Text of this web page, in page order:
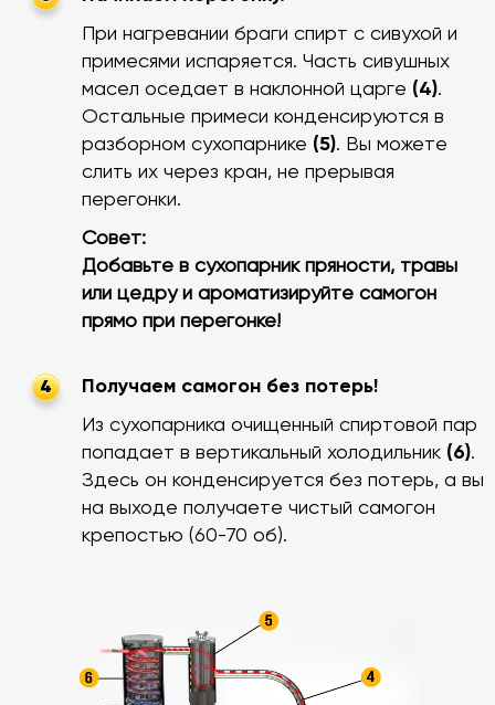
При нагревании браги спирт с сивухой и
примесями испаряется. Часть сивушных
масел оседает в наклонной царге (4).
Остальные примеси конденсируются в
разборном сухопарнике (5). Вы можете
слить их через кран, не прерывая
перегонки.
Совет:
Добавьте в сухопарник пряности, травы
или цедру и ароматизируйте самогон
прямо при перегонке!
4
Получаем самогон без потерь!
Из сухопарника очищенный спиртовой пар
попадает в вертикальный холодильник (6).
Здесь он конденсируется без потерь, а вы
на выходе получаете чистый самогон
крепостью (60-70 об).